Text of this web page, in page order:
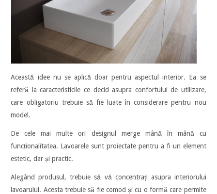
Această idee nu se aplică doar pentru aspectul interior. Ea se
referă la caracteristicile ce decid asupra confortului de utilizare,
care obligatoriu trebuie să fie luate în considerare pentru nou
model.
De cele mai multe ori designul merge mână în mână cu
funcționalitatea. Lavoarele sunt proiectate pentru a fi un element
estetic, dar și practic.
Alegând produsul, trebuie să vă concentrați asupra interiorului
lavoarului. Acesta trebuie să fie comod și cu o formă care permite